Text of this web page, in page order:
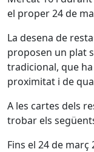
el proper 24 de
La desena de
proposen un plat
tradicional, que
proximitat i de
A les cartes dels
trobar els
Fins el 24 de març